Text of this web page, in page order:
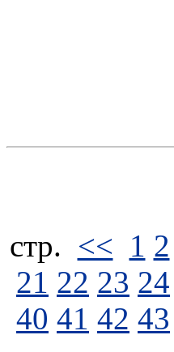
стp. << 1 2
21 22 23 24
40 41 42 43